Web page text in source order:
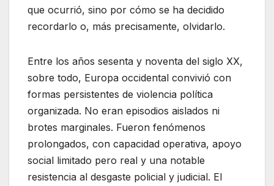
que ocurrió, sino por cómo se ha decidido
recordarlo o, más precisamente, olvidarlo.
Entre los años sesenta y noventa del siglo XX,
sobre todo, Europa occidental convivió con
formas persistentes de violencia política
organizada. No eran episodios aislados ni
brotes marginales. Fueron fenómenos
prolongados, con capacidad operativa, apoyo
social limitado pero real y una notable
resistencia al desgaste policial y judicial. El